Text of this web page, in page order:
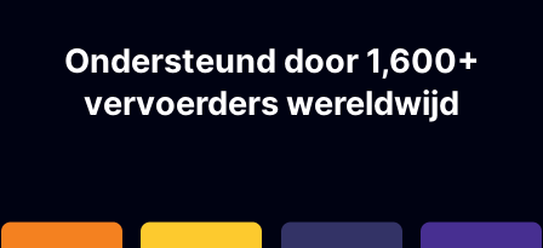
Ondersteund door 1,600+
vervoerders wereldwijd